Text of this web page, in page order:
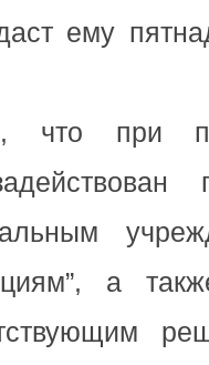
ему
что при
а